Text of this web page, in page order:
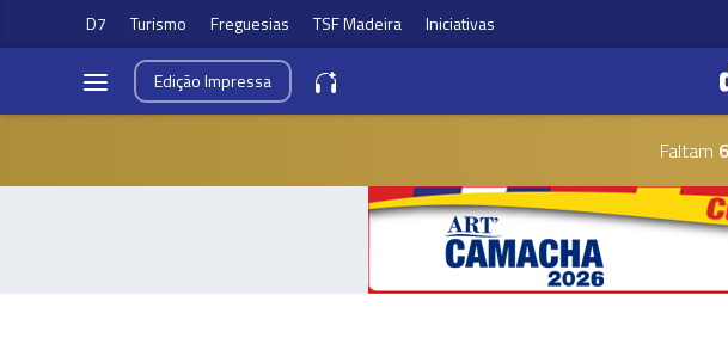
D7 Turismo Freguesias TSF Madeira Iniciativas
EdiçãoImpressa
Faltam